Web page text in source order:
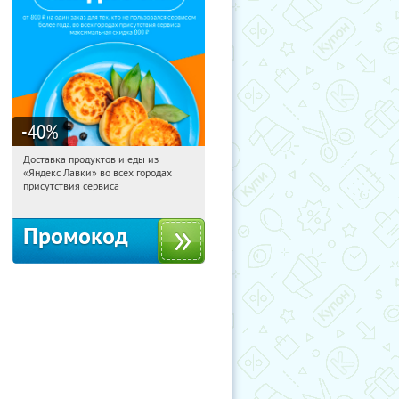
-40%
04:08:58 Получили:
Россия
Доставка продуктов и еды из
«Яндекс Лавки» во всех городах
присутствия сервиса
Промокод